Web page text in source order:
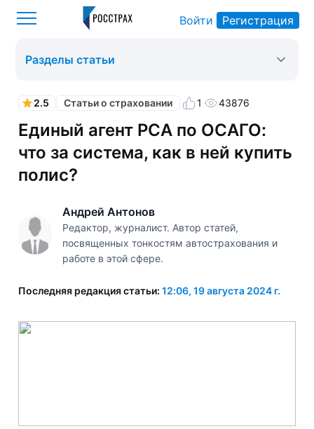
Войти Регистрация
2.5 Статьи о страховании 1 43876
Единый агент РСА по ОСАГО:
что за система, как в ней купить
полис?
Андрей Антонов
Редактор, журналист. Автор статей,
посвященных тонкостям автострахования и
работе в этой сфере.
Последняя редакция статьи: 12:06, 19 августа 2024 г.
Разделы статьи